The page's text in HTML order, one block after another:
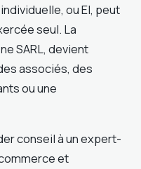
ou EI, peut
seul. La
SARL, devient
associés, des
ou une
conseil à un expert-
et